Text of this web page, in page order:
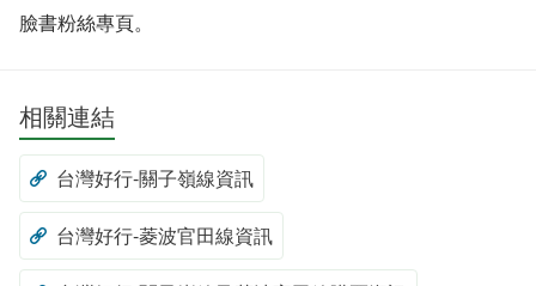
臉書粉絲專頁。
相關連結
台灣好行-關子嶺線資訊
台灣好行-菱波官田線資訊